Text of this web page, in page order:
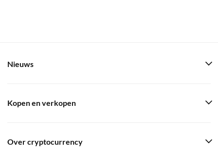
Nieuws
Kopen en verkopen
Over cryptocurrency